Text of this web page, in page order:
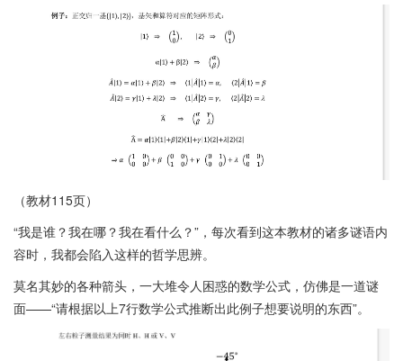
（教材115页）
“我是谁？我在哪？我在看什么？”，每次看到这本教材的诸多谜语内
容时，我都会陷入这样的哲学思辨。
莫名其妙的各种箭头，一大堆令人困惑的数学公式，仿佛是一道谜
面——“请根据以上7行数学公式推断出此例子想要说明的东西”。